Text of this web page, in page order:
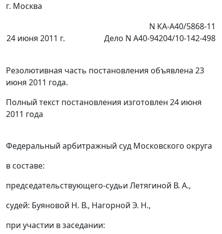
г. Москва
24 июня 2011 г.
N КА-А40/5868-11
Дело N А40-94204/10-142-498
Резолютивная часть постановления объявлена 23
июня 2011 года.
Полный текст постановления изготовлен 24 июня
2011 года
Федеральный арбитражный суд Московского округа
в составе:
председательствующего-судьи Летягиной В. А.,
судей: Буяновой Н. В., Нагорной Э. Н.,
при участии в заседании: